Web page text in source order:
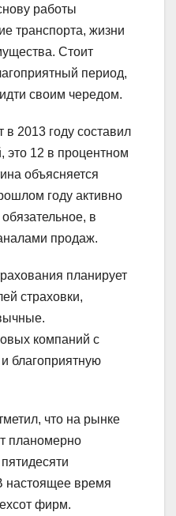
работы
транспорта, жизни
Стоит
период,
своим чередом.
2013 году составил
это 12 в процентном
объясняется
году активно
в
продаж.
планирует
страховки,
компаний с
благоприятную
что на рынке
планомерно
настоящее время
фирм.